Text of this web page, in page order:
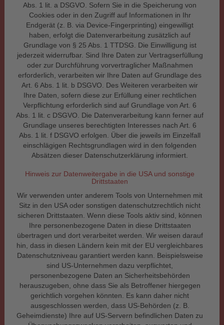
Abs. 1 lit. a DSGVO. Sofern Sie in die Speicherung von
Cookies oder in den Zugriff auf Informationen in Ihr
Endgerät (z. B. via Device-Fingerprinting) eingewilligt
haben, erfolgt die Datenverarbeitung zusätzlich auf
Grundlage von § 25 Abs. 1 TTDSG. Die Einwilligung ist
jederzeit widerrufbar. Sind Ihre Daten zur Vertragserfüllung
oder zur Durchführung vorvertraglicher Maßnahmen
erforderlich, verarbeiten wir Ihre Daten auf Grundlage des
Art. 6 Abs. 1 lit. b DSGVO. Des Weiteren verarbeiten wir
Ihre Daten, sofern diese zur Erfüllung einer rechtlichen
Verpflichtung erforderlich sind auf Grundlage von Art. 6
Abs. 1 lit. c DSGVO. Die Datenverarbeitung kann ferner auf
Grundlage unseres berechtigten Interesses nach Art. 6
Abs. 1 lit. f DSGVO erfolgen. Über die jeweils im Einzelfall
einschlägigen Rechtsgrundlagen wird in den folgenden
Absätzen dieser Datenschutzerklärung informiert.
Hinweis zur Datenweitergabe in die USA und sonstige
Drittstaaten
Wir verwenden unter anderem Tools von Unternehmen mit
Sitz in den USA oder sonstigen datenschutzrechtlich nicht
sicheren Drittstaaten. Wenn diese Tools aktiv sind, können
Ihre personenbezogene Daten in diese Drittstaaten
übertragen und dort verarbeitet werden. Wir weisen darauf
hin, dass in diesen Ländern kein mit der EU vergleichbares
Datenschutzniveau garantiert werden kann. Beispielsweise
sind US-Unternehmen dazu verpflichtet,
personenbezogene Daten an Sicherheitsbehörden
herauszugeben, ohne dass Sie als Betroffener hiergegen
gerichtlich vorgehen könnten. Es kann daher nicht
ausgeschlossen werden, dass US-Behörden (z. B.
Geheimdienste) Ihre auf US-Servern befindlichen Daten zu